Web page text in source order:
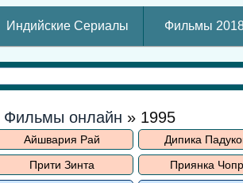
Индийские Сериалы Фильмы
Фильмы онлайн » 1995
Айшвария Рай Дипика
Прити Зинта Приянка